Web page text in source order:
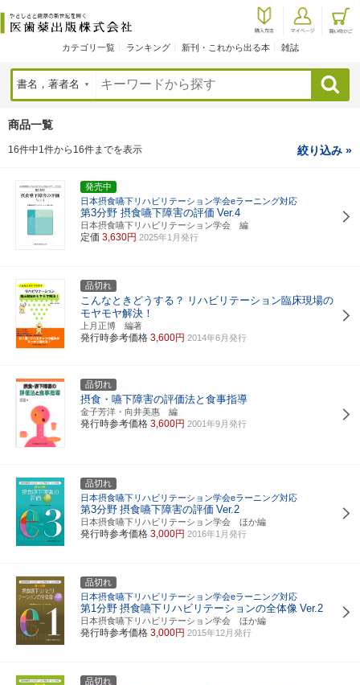
カテゴリ一覧 ランキング 新刊・これから出る本 雑誌
検索
商品一覧
16件中1件から16件までを表示 絞り込み »
発売中
日本摂食嚥下リハビリテーション学会eラーニング対応
第3分野 摂食嚥下障害の評価 Ver.4
日本摂食嚥下リハビリテーション学会 編
定価 3,630円 2025年1月発行
品切れ
こんなときどうする？ リハビリテーション臨床現場の
モヤモヤ解決！
上月正博 編著
発行時参考価格 3,600円 2014年6月発行
品切れ
摂食・嚥下障害の評価法と食事指導
金子芳洋・向井美惠 編
発行時参考価格 3,600円 2001年9月発行
品切れ
日本摂食嚥下リハビリテーション学会eラーニング対応
第3分野 摂食嚥下障害の評価 Ver.2
日本摂食嚥下リハビリテーション学会 ほか編
発行時参考価格 3,000円 2016年1月発行
品切れ
日本摂食嚥下リハビリテーション学会eラーニング対応
第1分野 摂食嚥下リハビリテーションの全体像 Ver.2
日本摂食嚥下リハビリテーション学会 ほか編
発行時参考価格 3,000円 2015年12月発行
品切れ